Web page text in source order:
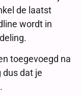
de laatst
wordt in
toegevoegd na
dus dat je